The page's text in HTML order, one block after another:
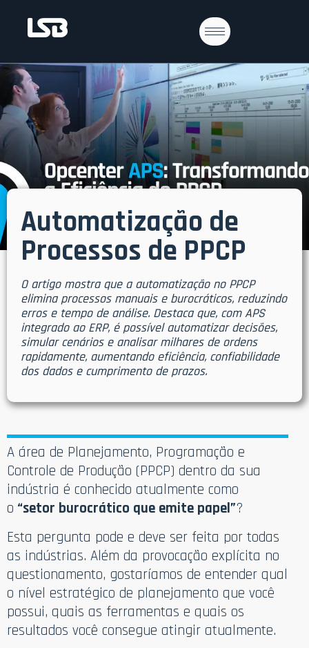
Automatização de
Processos de PPCP
O artigo mostra que a automatização no PPCP
elimina processos manuais e burocráticos, reduzindo
erros e tempo de análise. Destaca que, com APS
integrado ao ERP, é possível automatizar decisões,
simular cenários e analisar milhares de ordens
rapidamente, aumentando eficiência, confiabilidade
dos dados e cumprimento de prazos.
A área de Planejamento, Programação e
Controle de Produção (PPCP) dentro da sua
indústria é conhecido atualmente como
o “setor burocrático que emite papel”?
Esta pergunta pode e deve ser feita por todas
as indústrias. Além da provocação explícita no
questionamento, gostaríamos de entender qual
o nível estratégico de planejamento que você
possui, quais as ferramentas e quais os
resultados você consegue atingir atualmente.